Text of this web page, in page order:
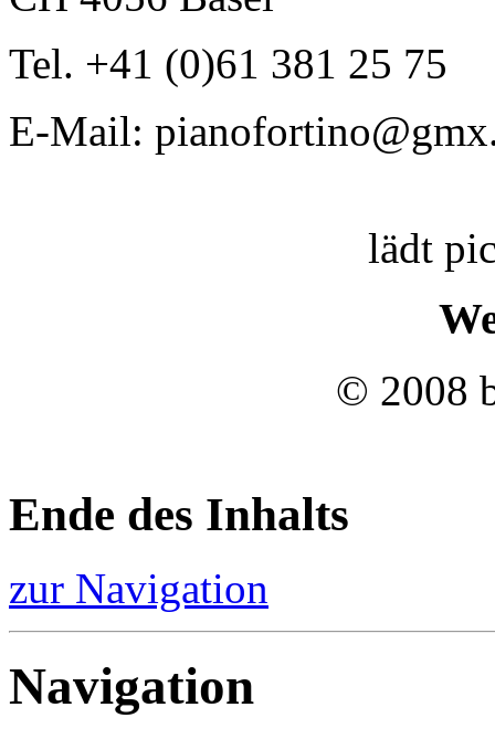
Tel. +41 (0)61 381 25 75
E-Mail:
lädt
© 2008
Ende des Inhalts
zur Navigation
Navigation